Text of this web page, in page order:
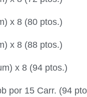
x 8 (80 ptos.)
x 8 (88 ptos.)
x 8 (94 ptos.)
por 15 Carr. (94